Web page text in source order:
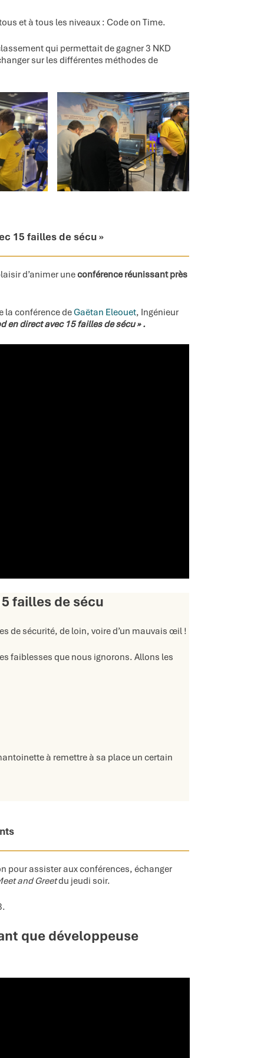
et à tous les niveaux : Code on Time.
qui permettait de gagner 3 NKD
sur les différentes méthodes de
15 failles de sécu »
d’animer uneconférence réunissant près
la conférence deGaëtan Eleouet, Ingénieur
en direct avec 15 failles de sécu » .
failles de sécu
de sécurité, de loin, voire d’un mauvais œil !
faiblesses que nous ignorons. Allons les
à remettre à sa place un certain
pour assister aux conférences, échanger
and Greetdu jeudi soir.
que développeuse